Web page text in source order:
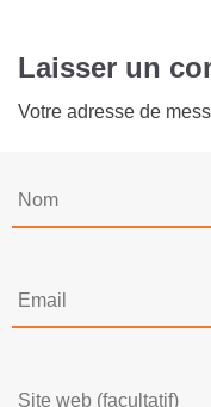
Laisser un
Votre adresse de